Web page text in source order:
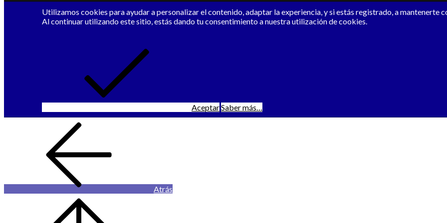
Utilizamos cookies para ayudar a personalizar el contenido, adaptar la experiencia, y si estás registrado, a mantenerte
Al continuar utilizando este sitio, estás dando tu consentimiento a nuestra utilización de cookies.
AceptarSaber más…
Atrás